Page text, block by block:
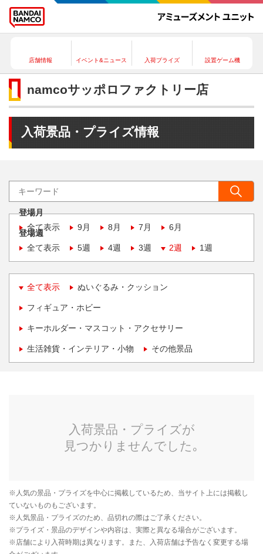
店舗情報 イベント&ニュース 入荷プライズ 設置ゲーム機
namcoサッポロファクトリー店
入荷景品・プライズ情報
登場月
全て表示
9月 8月 7月 6月
登場週
全て表示
5週 4週 3週 2週 1週
全て表示 ぬいぐるみ・クッション
フィギュア・ホビー
キーホルダー・マスコット・アクセサリー
生活雑貨・インテリア・小物 その他景品